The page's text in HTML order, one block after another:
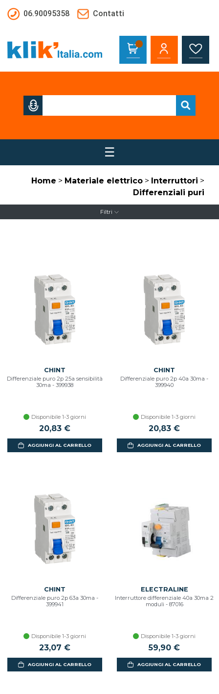
06.90095358
Contatti
☰
Home > Materiale elettrico > Interruttori >
Differenziali puri
Filtri
CHINT
Differenziale puro 2p 25a sensibilità
30ma - 399938
Disponibile 1-3 giorni
20,83 €
AGGIUNGI AL CARRELLO
CHINT
Differenziale puro 2p 40a 30ma -
399940
Disponibile 1-3 giorni
20,83 €
AGGIUNGI AL CARRELLO
CHINT
Differenziale puro 2p 63a 30ma -
399941
Disponibile 1-3 giorni
23,07 €
AGGIUNGI AL CARRELLO
ELECTRALINE
Interruttore differenziale 40a 30ma 2
moduli - 87016
Disponibile 1-3 giorni
59,90 €
AGGIUNGI AL CARRELLO